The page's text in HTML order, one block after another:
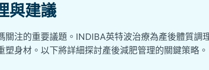
與建議
關注的重要議題。INDIBA英特波治療為產後體質調
塑身材。以下將詳細探討產後減肥管理的關鍵策略。